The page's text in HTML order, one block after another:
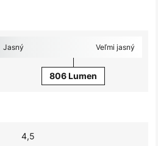
Jasný Veľmi jasný
806 Lumen
4,5